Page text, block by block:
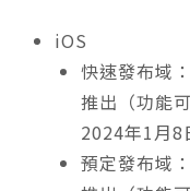
iOS
快速發布域
推出（功能
2024年1月8
預定發布域